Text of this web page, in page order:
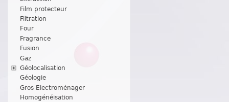
Film protecteur
Filtration
Four
Fragrance
Fusion
Gaz
Géolocalisation
Géologie
Gros Electroménager
Homogénéisation